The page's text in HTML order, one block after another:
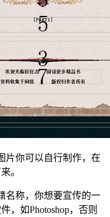
片你可以自行制作，在
。
名称，你想要宣传的一
，如Photoshop，否则